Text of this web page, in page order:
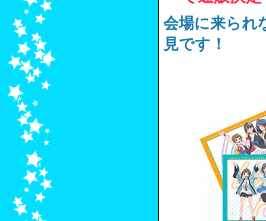
会場に来られ
見です！